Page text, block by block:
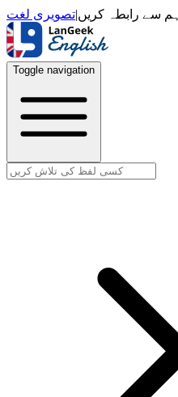
ہم سے رابطہ کریں|تصویری لغت
Toggle navigation